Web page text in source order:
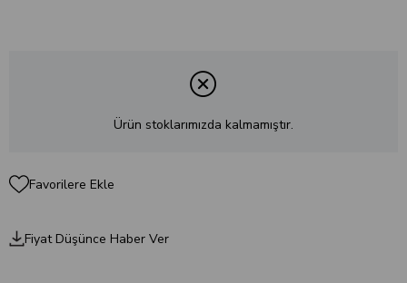
Ürün stoklarımızda kalmamıştır.
Favorilere Ekle
Fiyat Düşünce Haber Ver